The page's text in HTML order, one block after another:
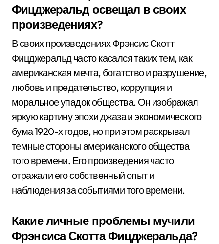
Фицджеральд освещал в своих
произведениях?
В своих произведениях Фрэнсис Скотт
Фицджеральд часто касался таких тем, как
американская мечта, богатство и разрушение,
любовь и предательство, коррупция и
моральное упадок общества. Он изображал
яркую картину эпохи джаза и экономического
бума 1920-х годов, но при этом раскрывал
темные стороны американского общества
того времени. Его произведения часто
отражали его собственный опыт и
наблюдения за событиями того времени.
Какие личные проблемы мучили
Фрэнсиса Скотта Фицджеральда?